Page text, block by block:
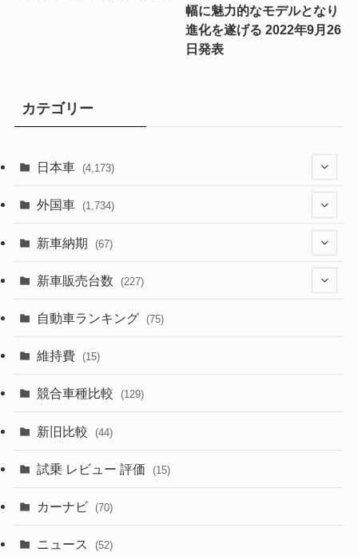
幅に魅力的なモデルとなり
進化を遂げる 2022年9月26
日発表
カテゴリー
日本車 (4,173)
(1,321)
(329)
(357)
(328)
(253)
外国車 (1,734)
(242)
(85)
(84)
(50)
(43)
(58)
(28)
新車納期 (67)
(28)
(8)
(3)
(3)
新車販売台数 (227)
(21)
(5)
(7)
自動車ランキング (75)
維持費 (15)
競合車種比較 (129)
新旧比較 (44)
試乗 レビュー 評価 (15)
カーナビ (70)
ニュース (52)